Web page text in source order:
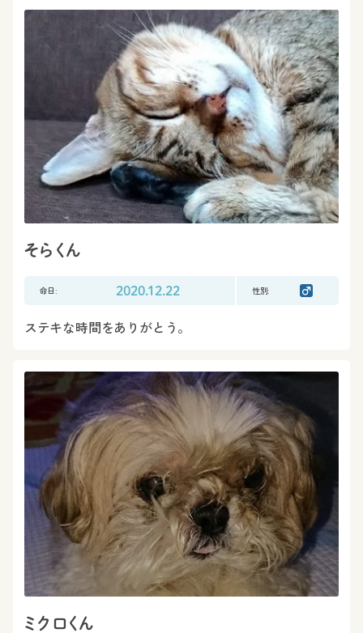
そらくん
命日: 2020.12.22 性別:
ステキな時間をありがとう。
ミクロくん